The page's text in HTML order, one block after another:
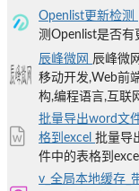
Openlist更新检测
测Openlist是否有
辰峰微网 辰峰微
移动开发,Web前
构,编程语言,互联
批量导出word文
格到excel 批量导
件中的表格到
v_全局本地缓存_